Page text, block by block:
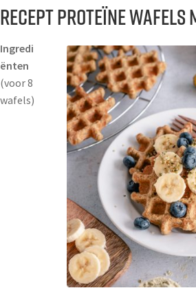
Receptproteïne wafels
Ingredi
ënten
(voor 8
wafels)